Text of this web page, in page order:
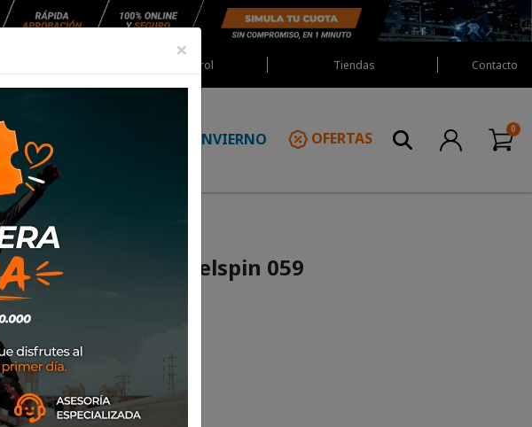
Red Castrol Tiendas Contacto
MANTENCIÓN INVIERNO OFERTAS
Nolan N60-6 Wheelspin 059
×